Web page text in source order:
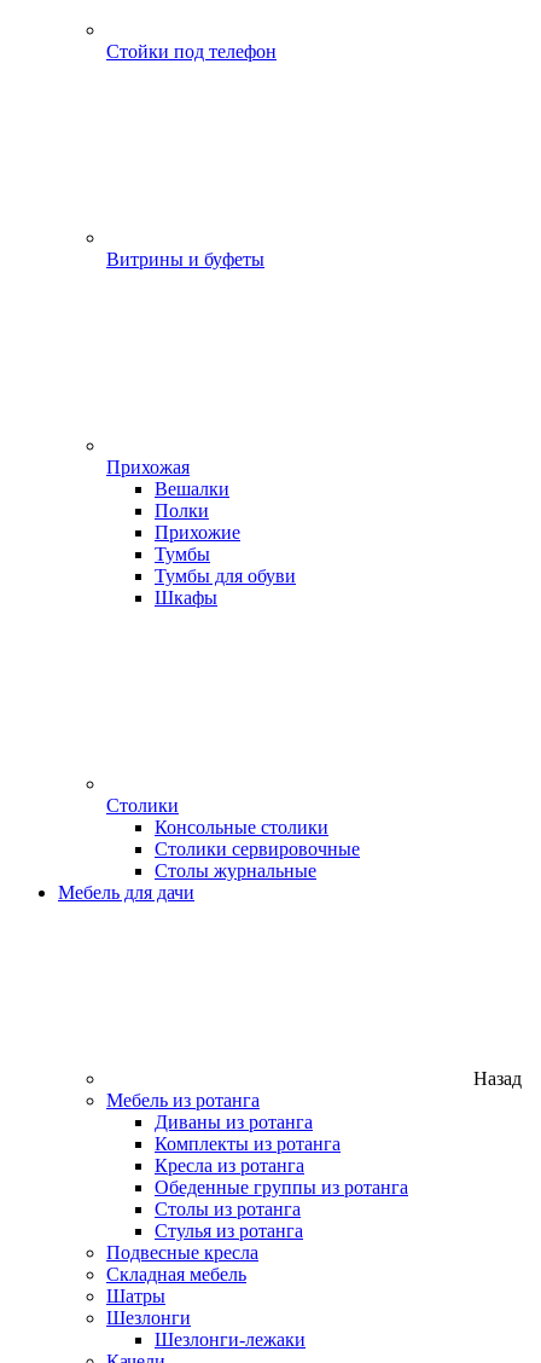
Стойки под телефон
Витрины и буфеты
Прихожая
Вешалки
Полки
Прихожие
Тумбы
Тумбы для обуви
Шкафы
Столики
Консольные столики
Столики сервировочные
Столы журнальные
Мебель для дачи
Назад
Мебель из ротанга
Диваны из ротанга
Комплекты из ротанга
Кресла из ротанга
Обеденные группы из ротанга
Столы из ротанга
Стулья из ротанга
Подвесные кресла
Складная мебель
Шатры
Шезлонги
Шезлонги-лежаки